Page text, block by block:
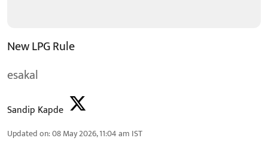
New LPG Rule
esakal
Sandip Kapde
Updated on:08 May 2026, 11:04 am IST